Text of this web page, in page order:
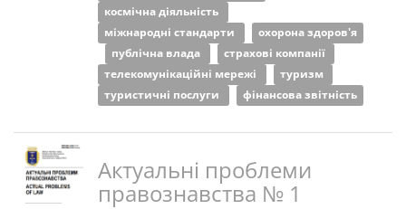
космічна діяльність
міжнародні стандарти
охорона здоров'я
публічна влада
страхові компанії
телекомунікаційні мережі
туризм
туристичні послуги
фінансова звітність
Актуальні проблеми
правознавства № 1